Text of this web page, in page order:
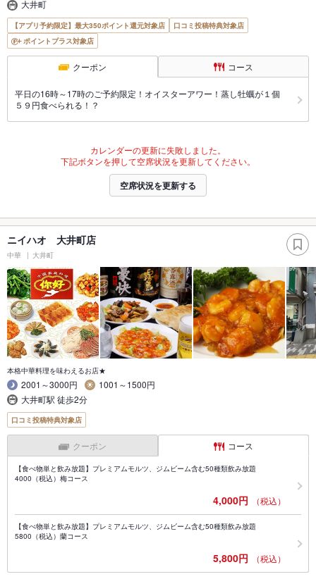
大井町
【アプリ予約限定】最大350ポイント還元対象店
口コミ投稿特典対象店
ポイントプラス対象店
クーポン コース
平日の16時～17時のご予約限定！オイスターアワー！蒸し牡蠣が１個
５９円食べられる！？
カレンダーの更新に失敗しました。
下記ボタンを押して空席状況を更新してください。
空席状況を更新する
ニイハオ 大井町店
中華 大井町
本格中華料理を味わえるお店★
2001～3000円
1001～1500円
大井町駅 徒歩2分
口コミ投稿特典対象店
クーポン コース
【食べ物単と飲み放題】プレミアムモルツ、ジムビーム含む50種類飲み放題
4000（税込）梅コース
4,000円 （税込）
【食べ物単と飲み放題】プレミアムモルツ、ジムビーム含む50種類飲み放題
5800（税込）蘭コース
5,800円 （税込）